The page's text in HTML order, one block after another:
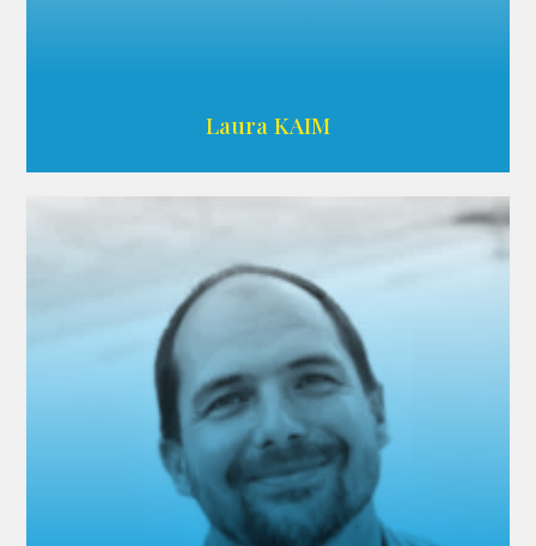
Laura KAIM